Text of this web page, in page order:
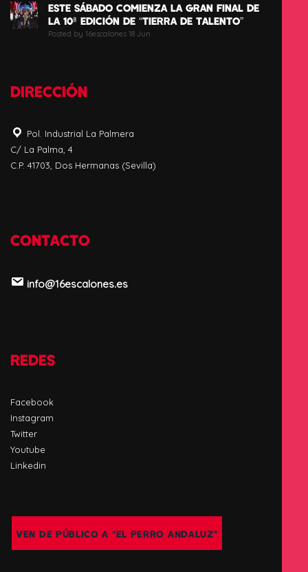
ESTE SÁBADO COMIENZA LA GRAN FINAL DE
LA 10ª EDICIÓN DE “TIERRA DE TALENTO”
Posted by 16escalones 18 Jun
DIRECCIÓN
Pol. Industrial La Palmera
C/ La Palma, 4
C.P. 41703, Dos Hermanas (Sevilla)
CONTACTO
info@16escalones.es
REDES
Facebook
Instagram
Twitter
Youtube
Linkedin
VEN DE PÚBLICO A "EL PERRO ANDALUZ"